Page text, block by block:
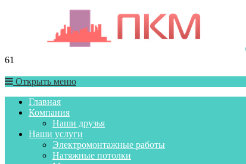
61
Открыть меню
Главная
Компания
Наши друзья
Наши услуги
Электромонтажные работы
Натяжные потолки